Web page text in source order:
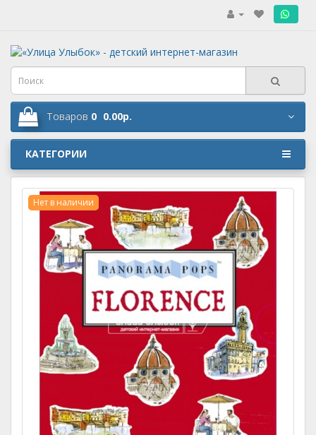
Товаров 0 0.00р.
КАТЕГОРИИ
Нет в наличии